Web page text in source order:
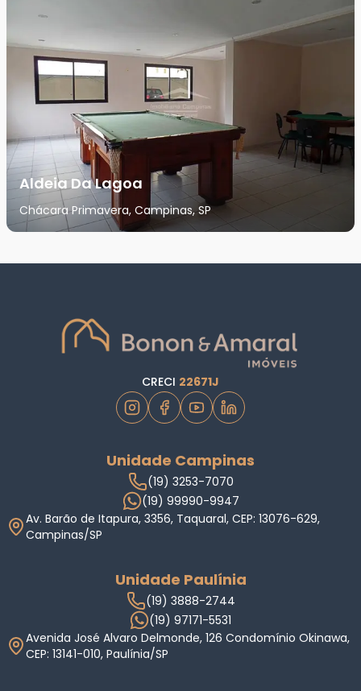
Aldeia Da Lagoa
Chácara Primavera, Campinas, SP
CRECI 22671J
Unidade Campinas
(19) 3253-7070
(19) 99990-9947
Av. Barão de Itapura, 3356, Taquaral, CEP: 13076-629,
Campinas/SP
Unidade Paulínia
(19) 3888-2744
(19) 97171-5531
Avenida José Alvaro Delmonde, 126 Condomínio Okinawa,
CEP: 13141-010, Paulínia/SP